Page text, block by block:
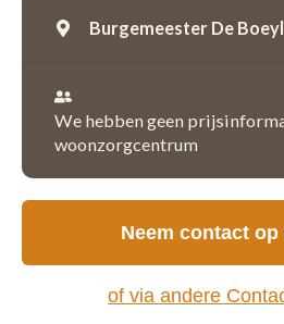
Burgemeester De
We hebben geen
woonzorgcentrum
Neem contact op
of via andere